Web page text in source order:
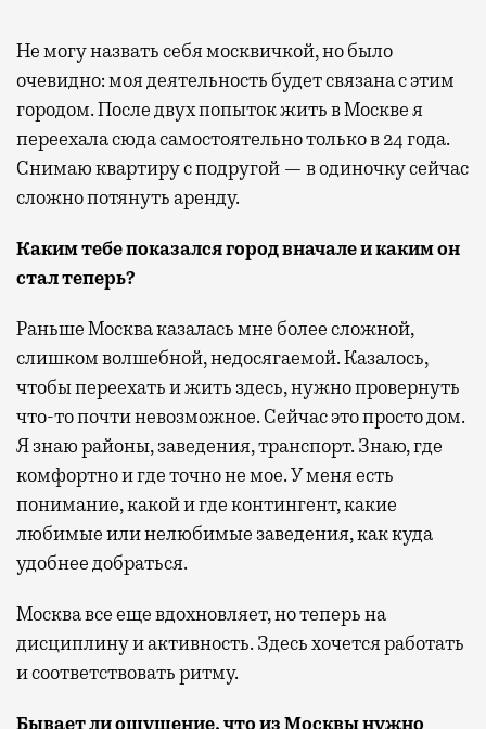
Не могу назвать себя москвичкой, но было
очевидно: моя деятельность будет связана с этим
городом.После двух попыток жить в Москве я
переехала сюда самостоятельно только в 24 года.
Снимаю квартиру с подругой — в одиночку сейчас
сложно потянуть аренду.
Каким тебе показался город вначале и каким он
стал теперь?
Раньше Москва казалась мне более сложной,
слишком волшебной, недосягаемой. Казалось,
чтобы переехать и жить здесь, нужно провернуть
что-то почти невозможное. Сейчас это просто дом.
Я знаю районы, заведения, транспорт. Знаю, где
комфортно и где точно не мое. У меня есть
понимание, какой и где контингент, какие
любимые или нелюбимые заведения, как куда
удобнее добраться.
Москва все еще вдохновляет, но теперь на
дисциплину и активность. Здесь хочется работать
и соответствовать ритму.
Бывает ли ощущение, что из Москвы нужно